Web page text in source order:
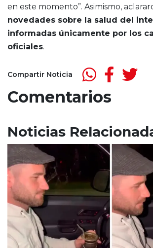
en este momento”. Asimismo,
novedades sobre la salud del
informadas únicamente por los
oficiales.
Compartir Noticia
Comentarios
Noticias